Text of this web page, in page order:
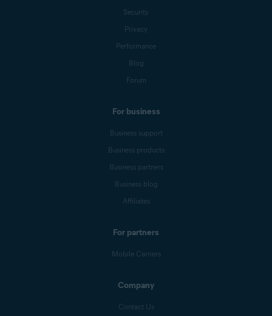
Security
Privacy
Performance
Blog
Forum
For business
Business support
Business products
Business partners
Business blog
Affiliates
For partners
Mobile Carriers
Company
Contact Us